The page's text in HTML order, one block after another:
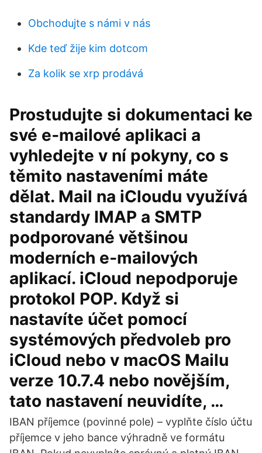
Obchodujte s námi v nás
Kde teď žije kim dotcom
Za kolik se xrp prodává
Prostudujte si dokumentaci ke
své e‑mailové aplikaci a
vyhledejte v ní pokyny, co s
těmito nastaveními máte
dělat. Mail na iCloudu využívá
standardy IMAP a SMTP
podporované většinou
moderních e‑mailových
aplikací. iCloud nepodporuje
protokol POP. Když si
nastavíte účet pomocí
systémových předvoleb pro
iCloud nebo v macOS Mailu
verze 10.7.4 nebo novějším,
tato nastavení neuvidíte, …
IBAN příjemce (povinné pole) – vyplňte číslo účtu
příjemce v jeho bance výhradně ve formátu